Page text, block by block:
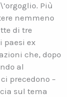
Più
nemmeno
di tre
paesi ex
che, dopo
al
precedono –
sul tema